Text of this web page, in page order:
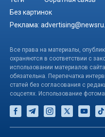
Без картинок
Реклама:
Все права на материалы,
охраняются в соответствии с
использовании материалов
обязательна. Перепечатка
статей без согласования с
соцсетях. Использование